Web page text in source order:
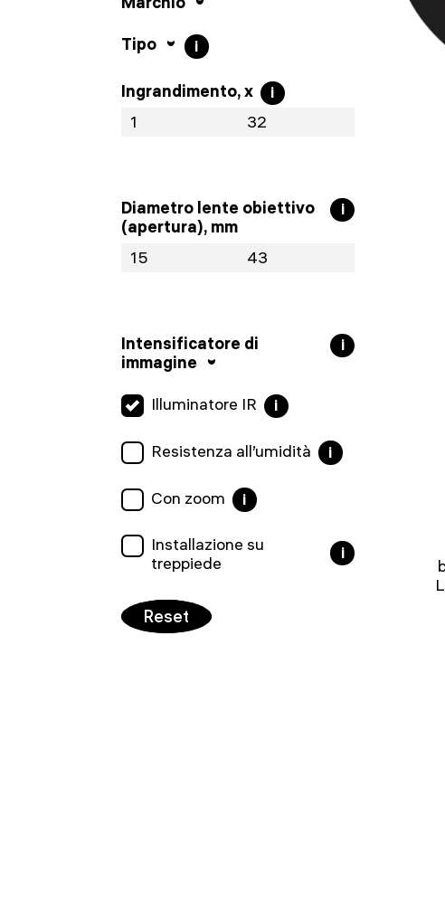
Tipo
i
Ingrandimento, x i
Diametro lente obiettivo
(apertura), mm
i
Intensificatore di
immagine
i
Illuminatore IR i
Resistenza all’umidità i
Con zoom i
Installazione su
treppiede
i
Reset